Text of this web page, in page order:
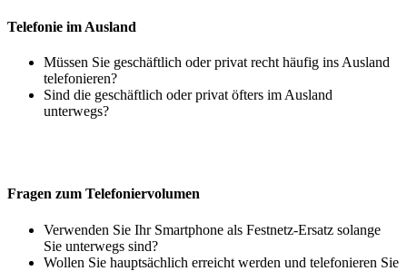
Telefonie im Ausland
Müssen Sie geschäftlich oder privat recht häufig ins Ausland
telefonieren?
Sind die geschäftlich oder privat öfters im Ausland
unterwegs?
Fragen zum Telefoniervolumen
Verwenden Sie Ihr Smartphone als Festnetz-Ersatz solange
Sie unterwegs sind?
Wollen Sie hauptsächlich erreicht werden und telefonieren Sie